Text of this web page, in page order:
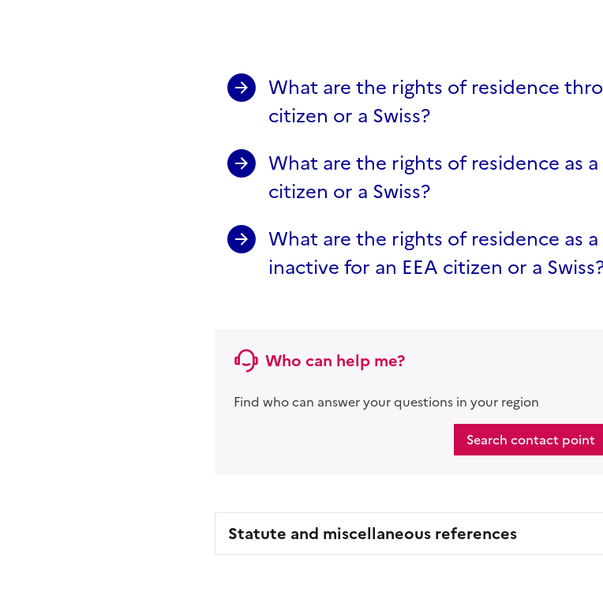
What are the rights of residence
citizen or a Swiss?
What are the rights of residence as
citizen or a Swiss?
What are the rights of residence as
inactive for an EEA citizen or a
Who can help me?
Find who can answer your questions in your region
Search contact point
Statute and miscellaneous references